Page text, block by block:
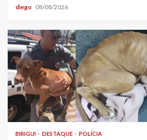
diego 08/08/2026
BIRIGUI DESTAQUE POLÍCIA